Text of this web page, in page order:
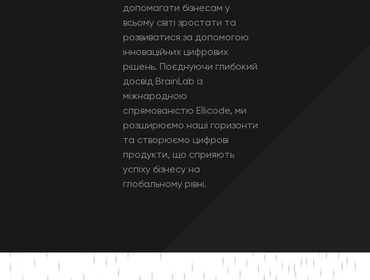
допомагати бізнесам у
всьому світі зростати та
розвиватися за допомогою
інноваційних цифрових
рішень. Поєднуючи глибокий
досвід BrainLab із
міжнародною
спрямованістю Ellicode, ми
розширюємо наші горизонти
та створюємо цифрові
продукти, що сприяють
успіху бізнесу на
глобальному рівні.